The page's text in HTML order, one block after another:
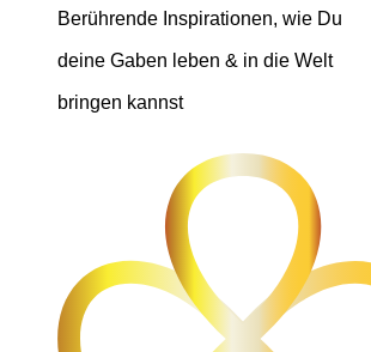
Berührende Inspirationen, wie Du
deine Gaben leben & in die Welt
bringen kannst